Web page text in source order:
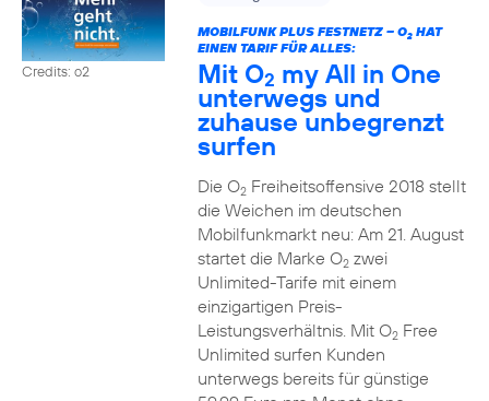
Credits: o2
MOBILFUNK PLUS FESTNETZ – O2HAT
EINEN TARIF FÜR ALLES:
Mit O2 my All in One
unterwegs und
zuhause unbegrenzt
surfen
Die O2Freiheitsoffensive 2018 stellt
die Weichen im deutschen
Mobilfunkmarkt neu: Am 21. August
startet die Marke O2zwei
Unlimited-Tarife mit einem
einzigartigen Preis-
Leistungsverhältnis. Mit O2Free
Unlimited surfen Kunden
unterwegs bereits für günstige